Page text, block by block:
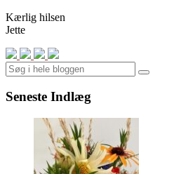
Kærlig hilsen
Jette
Search
Seneste Indlæg